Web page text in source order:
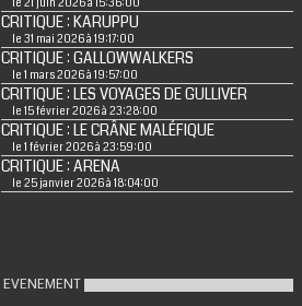
le 21 juin 2026 à 15:36:00
CRITIQUE : KARUPPU
le 31 mai 2026 à 19:17:00
CRITIQUE : GALLOWWALKERS
le 1 mars 2026 à 19:57:00
CRITIQUE : LES VOYAGES DE GULLIVER
le 15 février 2026 à 23:28:00
CRITIQUE : LE CRÂNE MALÉFIQUE
le 1 février 2026 à 23:59:00
CRITIQUE : ARENA
le 25 janvier 2026 à 18:04:00
EVENEMENT